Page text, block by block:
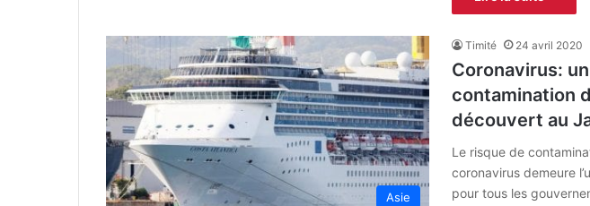
Asie
Timité 24 avril 2020
Coronavirus:
contamination
découvert au
Le risque de
coronavirus demeure
pour tous les